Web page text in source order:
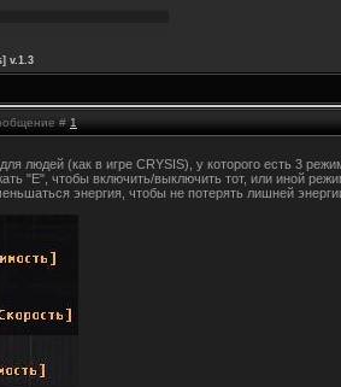
v.1.3
# 1
людей (как в игре CRYSIS), у которого есть 3
"Е", чтобы включить/выключить тот, или иной
энергия, чтобы не потерять лишней